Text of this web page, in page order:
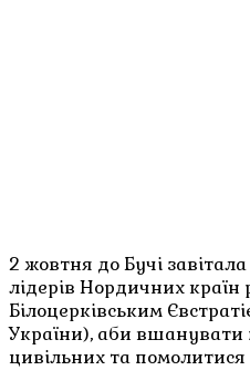
2 жовтня до Бучі
лідерів Нордичних країн
Білоцерківським
України), аби вшанувати
цивільних та